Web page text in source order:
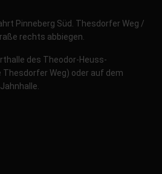
Pinneberg Süd. Thesdorfer Weg /
rechts abbiegen.
des Theodor-Heuss-
Weg) oder auf dem